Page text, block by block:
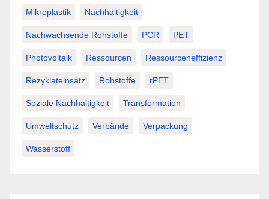
Mikroplastik Nachhaltigkeit
Nachwachsende Rohstoffe PCR PET
Photovoltaik Ressourcen Ressourceneffizienz
Rezyklateinsatz Rohstoffe rPET
Soziale Nachhaltigkeit Transformation
Umweltschutz Verbände Verpackung
Wasserstoff